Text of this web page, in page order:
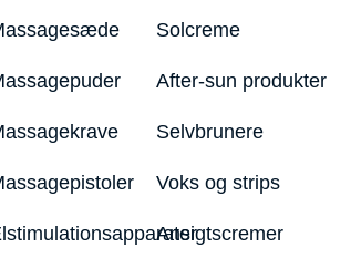
Solcreme
After-sun produkter
Selvbrunere
Voks og strips
Ansigtscremer